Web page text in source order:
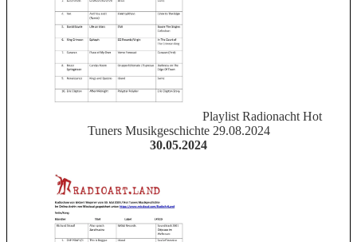
Playlist Radionacht Hot
Tuners Musikgeschichte 29.08.2024
30.05.2024